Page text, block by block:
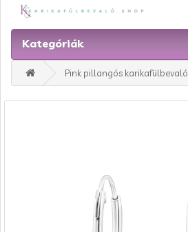
Kategóriák
Pink pillangós karikafülbevaló